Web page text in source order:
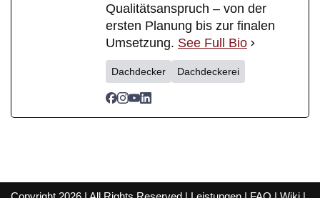
Qualitätsanspruch – von der
ersten Planung bis zur finalen
Umsetzung. See Full Bio
Dachdecker Dachdeckerei